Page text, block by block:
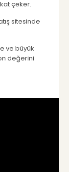
çeker.
sitesinde
ve büyük
değerini